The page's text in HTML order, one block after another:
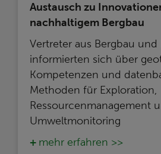
Austausch zu
nachhaltigem Bergbau
Vertreter aus Bergbau und
informierten sich über
Kompetenzen und
Methoden für Exploration,
Ressourcenmanagement
Umweltmonitoring
mehr erfahren >>